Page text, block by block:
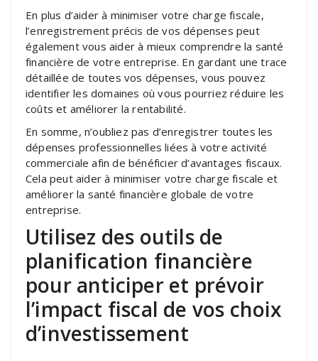
En plus d’aider à minimiser votre charge fiscale,
l’enregistrement précis de vos dépenses peut
également vous aider à mieux comprendre la santé
financière de votre entreprise. En gardant une trace
détaillée de toutes vos dépenses, vous pouvez
identifier les domaines où vous pourriez réduire les
coûts et améliorer la rentabilité.
En somme, n’oubliez pas d’enregistrer toutes les
dépenses professionnelles liées à votre activité
commerciale afin de bénéficier d’avantages fiscaux.
Cela peut aider à minimiser votre charge fiscale et
améliorer la santé financière globale de votre
entreprise.
Utilisez des outils de
planification financière
pour anticiper et prévoir
l’impact fiscal de vos choix
d’investissement